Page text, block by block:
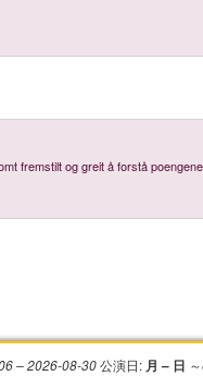
fremstilt og greit å forstå
– 2026-08-30公演日: 月 – 日